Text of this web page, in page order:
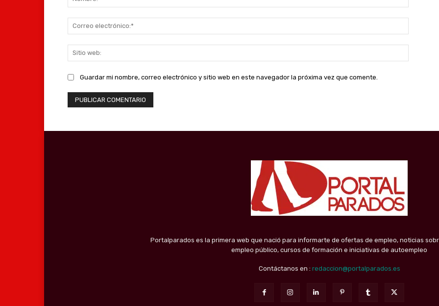
web:
Guardar mi nombre, correo electrónico y sitio web en este navegador la próxima vez que comente.
Portalparados es la primera web que nació para informarte de ofertas de empleo, noticias
empleo público, cursos de formación e iniciativas de autoempleo
Contáctanos en : redaccion@portalparados.es